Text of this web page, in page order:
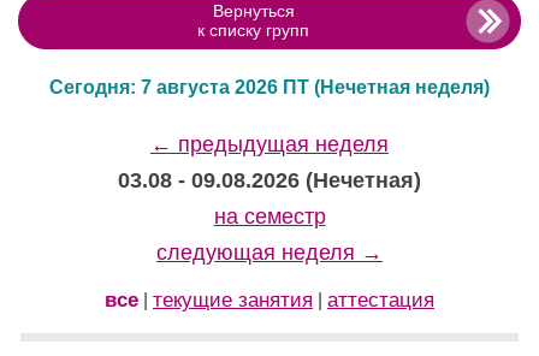
Вернуться
к списку групп
Сегодня: 7 августа 2026 ПТ (Нечетная неделя)
← предыдущая неделя
03.08 - 09.08.2026 (Нечетная)
на семестр
следующая неделя →
все текущие занятия аттестация